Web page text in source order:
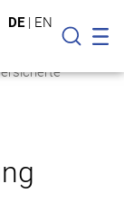
DE | EN
Suche